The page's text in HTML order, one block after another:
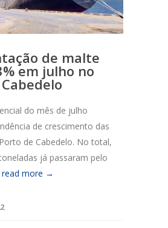
de malte
em julho no
do mês de julho
de crescimento das
de Cabedelo. No total,
já passaram pelo
read more →